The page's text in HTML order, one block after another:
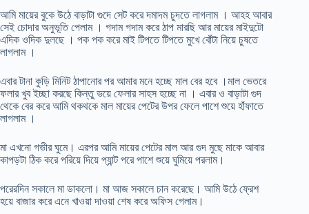
আমি মায়ের বুকে উঠে বাড়াটা গুদে সেট করে দমাদম চুদতে লাগলাম । আহহ আবার
সেই চোদার অনুভূতি পেলাম । গদাম গদাম করে ঠাপ মারছি আর মায়ের মাইদুটো
এদিক ওদিক দুলছে । পক পক করে মাই টিপতে টিপতে মুখে বোঁটা নিয়ে চুষতে
লাগলাম ।
এবার টানা কুড়ি মিনিট ঠাপানোর পর আমার মনে হচ্ছে মাল বের হবে ।মাল ভেতরে
ফলার খুব ইচ্ছা করছে কিন্তু ভয়ে ফেলার সাহস হচ্ছে না । এবার ও বাড়াটা গুদ
থেকে বের করে আমি থকথকে মাল মায়ের পেটের উপর ফেলে পাশে শুয়ে হাঁফাতে
লাগলাম ।
মা এখনো গভীর ঘুমে। এরপর আমি মায়ের পেটের মাল আর গুদ মুছে মাকে আবার
কাপড়টা ঠিক করে পরিয়ে দিয়ে প্যান্ট পরে পাশে শুয়ে ঘুমিয়ে পরলাম।
পরেরদিন সকালে মা ডাকলো। মা আজ সকালে চান করেছে। আমি উঠে ফ্রেশ
হয়ে বাজার করে এনে খাওয়া দাওয়া শেষ করে অফিস গেলাম।